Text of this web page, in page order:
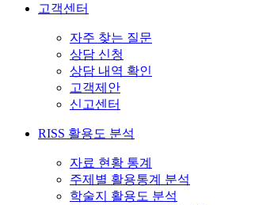
고객센터
자주 찾는 질문
상담 신청
상담 내역 확인
고객제안
신고센터
RISS 활용도 분석
자료 현황 통계
주제별 활용통계 분석
학술지 활용도 분석